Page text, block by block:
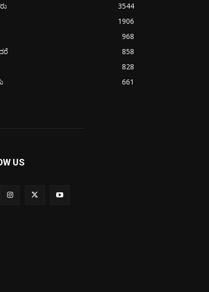
3544
1906
968
858
828
661
US